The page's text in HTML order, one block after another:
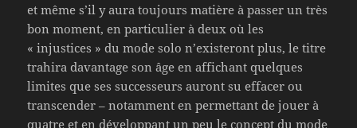
et même s’il y aura toujours matière à passer un très
bon moment, en particulier à deux où les
« injustices » du mode solo n’existeront plus, le titre
trahira davantage son âge en affichant quelques
limites que ses successeurs auront su effacer ou
transcender – notamment en permettant de jouer à
quatre et en développant un peu le concept du mode